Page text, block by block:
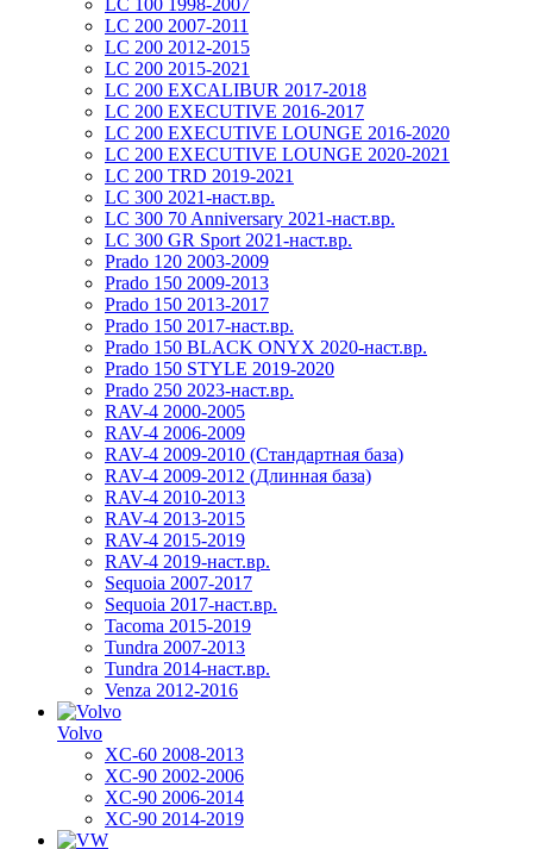
LC 200 2007-2011
LC 200 2012-2015
LC 200 2015-2021
LC 200 EXCALIBUR 2017-2018
LC 200 EXECUTIVE 2016-2017
LC 200 EXECUTIVE LOUNGE 2016-2020
LC 200 EXECUTIVE LOUNGE 2020-2021
LC 200 TRD 2019-2021
LC 300 2021-наст.вр.
LC 300 70 Anniversary 2021-наст.вр.
LC 300 GR Sport 2021-наст.вр.
Prado 120 2003-2009
Prado 150 2009-2013
Prado 150 2013-2017
Prado 150 2017-наст.вр.
Prado 150 BLACK ONYX 2020-наст.вр.
Prado 150 STYLE 2019-2020
Prado 250 2023-наст.вр.
RAV-4 2000-2005
RAV-4 2006-2009
RAV-4 2009-2010 (Стандартная база)
RAV-4 2009-2012 (Длинная база)
RAV-4 2010-2013
RAV-4 2013-2015
RAV-4 2015-2019
RAV-4 2019-наст.вр.
Sequoia 2007-2017
Sequoia 2017-наст.вр.
Tacoma 2015-2019
Tundra 2007-2013
Tundra 2014-наст.вр.
Venza 2012-2016
Volvo
XC-60 2008-2013
XC-90 2002-2006
XC-90 2006-2014
XC-90 2014-2019